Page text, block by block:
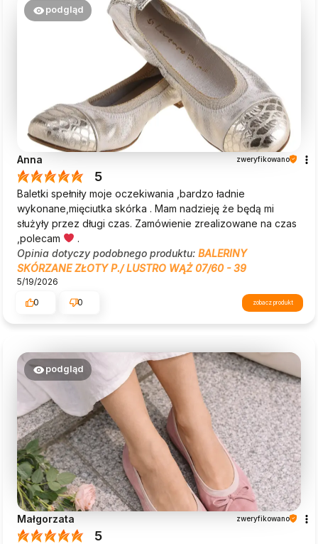
podgląd
Anna zweryfikowano
5
Baletki spełniły moje oczekiwania ,bardzo ładnie
wykonane,mięciutka skórka . Mam nadzieję że będą mi
służyły przez długi czas. Zamówienie zrealizowane na czas
,polecam
.
Opinia dotyczy podobnego produktu: BALERINY
SKÓRZANE ZŁOTY P./ LUSTRO WĄŻ 07/60 - 39
5/19/2026
0
0 zobacz produkt
podgląd
Małgorzata zweryfikowano
5